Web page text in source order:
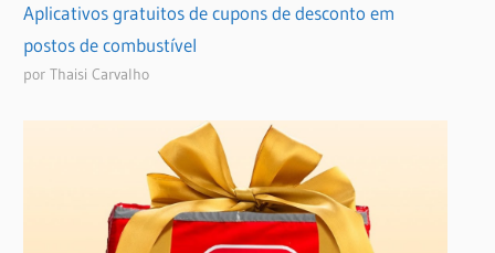
Aplicativos gratuitos de cupons de desconto em
postos de combustível
por Thaisi Carvalho